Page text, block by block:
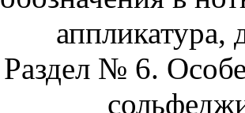
Раздел № 6.